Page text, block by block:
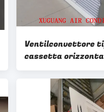
Ventilconvettore
cassetta
FCU dell'hotel per
centrale di CA